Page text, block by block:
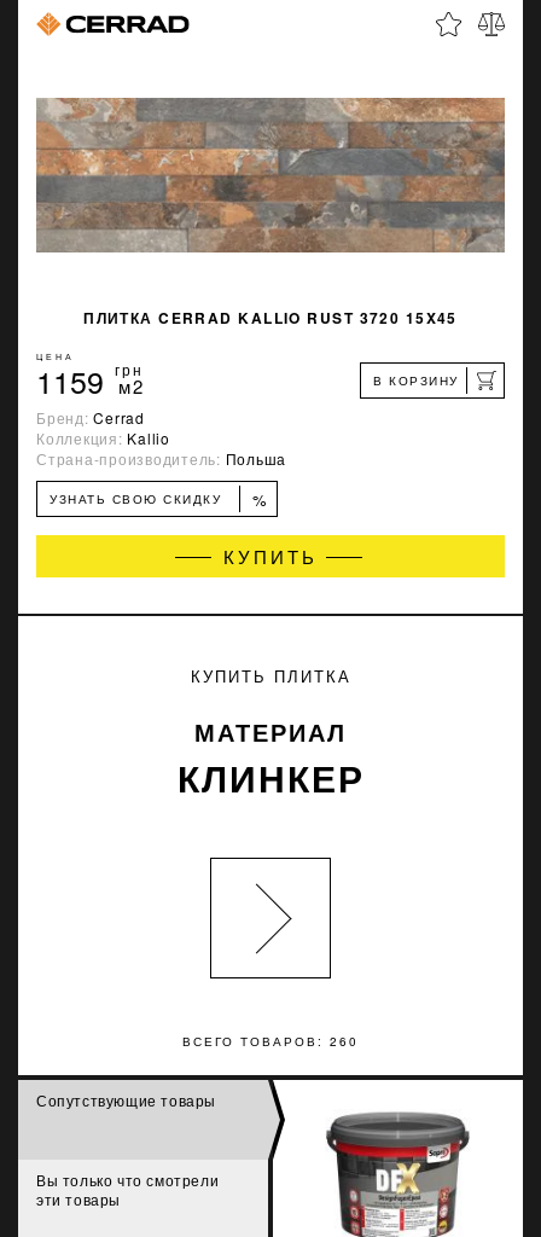
ПЛИТКА CERRAD KALLIO RUST 3720 15X45
ЦЕНА
1159 грн
м2 В КОРЗИНУ
Бренд:Cerrad
Коллекция: Kallio
Страна-производитель: Польша
УЗНАТЬ СВОЮ СКИДКУ %
КУПИТЬ
ВСЕГО ТОВАРОВ: 260
КУПИТЬ ПЛИТКА
МАТЕРИАЛ
КЛИНКЕР
Сопутствующие товары
Вы только что смотрели
эти товары